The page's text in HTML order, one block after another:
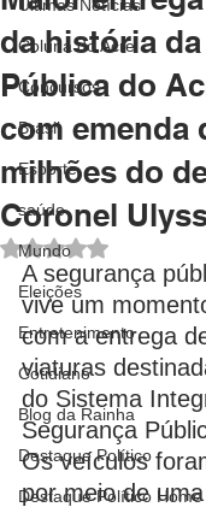
Últimas Notícias
Coluna do Acre
Concursos
Brasil
Esporte
saúde
Mundo
Eleições
Entretenimento
Cotidiano
Blog da Rainha
Destaque Político
Destaque Político Home
da história
Pública do
com emenda
milhões do
Coronel
Avaliado com
A segurança
vive um
com a entrega
viaturas
do Sistema
Segurança
Os veículos
por meio de